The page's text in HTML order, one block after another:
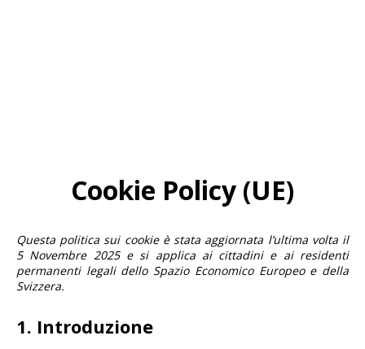
Cookie Policy (UE)
Questa politica sui cookie è stata aggiornata l’ultima volta il
5 Novembre 2025 e si applica ai cittadini e ai residenti
permanenti legali dello Spazio Economico Europeo e della
Svizzera.
1. Introduzione